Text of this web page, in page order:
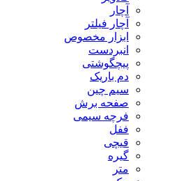
آچار
آچار فیلتر
ابزار مخصوص
انبردست
پیچگوشتی
دم باریک
سیم چین
صفحه برش
فرچه سیمی
ففل
قیچی
گیره
متر